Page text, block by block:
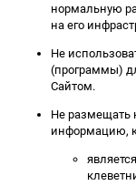
нормальную
на его
Не
(программы)
Сайтом.
Не размещать
информацию,